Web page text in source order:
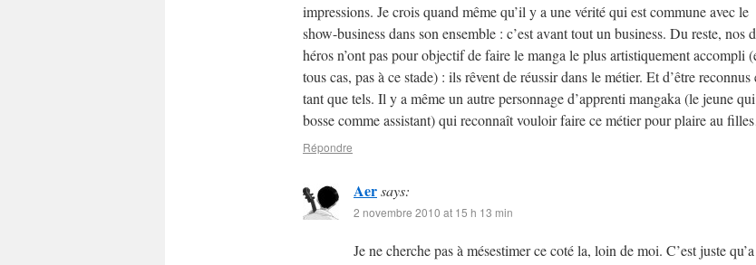
impressions. Je crois quand même qu’il y a une vérité qui est commune avec le
show-business dans son ensemble : c’est avant tout un business. Du reste, nos
héros n’ont pas pour objectif de faire le manga le plus artistiquement accompli
tous cas, pas à ce stade) : ils rêvent de réussir dans le métier. Et d’être reconnus
tant que tels. Il y a même un autre personnage d’apprenti mangaka (le jeune qui
bosse comme assistant) qui reconnaît vouloir faire ce métier pour plaire au
Répondre
Aersays:
2 novembre 2010 at 15 h 13 min
Je ne cherche pas à mésestimer ce coté la, loin de moi. C’est juste qu’a